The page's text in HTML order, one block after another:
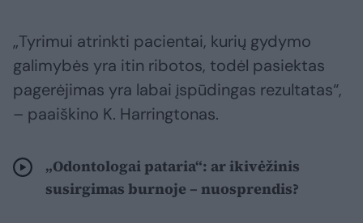
„Tyrimui atrinkti pacientai, kurių gydymo
galimybės yra itin ribotos, todėl pasiektas
pagerėjimas yra labai įspūdingas rezultatas“,
– paaiškino K. Harringtonas.
„Odontologai pataria“: ar ikivėžinis
susirgimas burnoje – nuosprendis?